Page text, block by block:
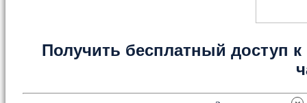
Получить бесплатный доступ к